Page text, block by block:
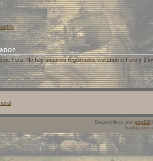
Foro: No hay usuarios registrados visitando el Foro y 2
Desarrollado por phpBB
Traducción